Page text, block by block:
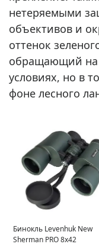
нетеряемыми
объективов и
оттенок
обращающий на
условиях, но в
фоне лесного
Бинокль Levenhuk New
Sherman PRO 8x42